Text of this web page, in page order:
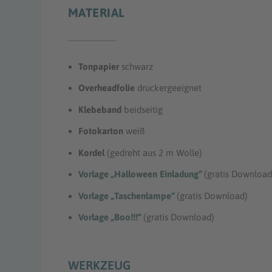
MATERIAL
Tonpapier schwarz
Overheadfolie druckergeeignet
Klebeband beidseitig
Fotokarton weiß
Kordel (gedreht aus 2 m Wolle)
Vorlage „Halloween Einladung“(gratis
Vorlage „Taschenlampe“(gratis Download)
Vorlage „Boo!!!“(gratis Download)
WERKZEUG